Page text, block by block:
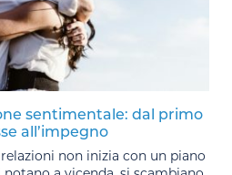
sentimentale: dal primo
all’impegno
non inizia con un piano